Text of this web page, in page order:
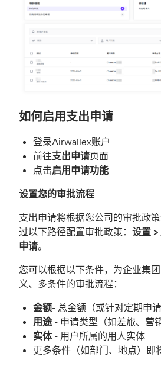
如何启用支出申请
登录Airwallex账户
前往支出申请页面
点击启用申请功能
设置您的审批流程
支出申请将根据您公司的审批政
过以下路径配置审批政策： 设置 >
申请。
您可以根据以下条件，为企业集
义、多条件的审批流程：
金额- 总金额（或针对定期申请
用途 - 申请类型（如差旅、营
实体- 用户所属的用人实体
更多条件（如部门、地点）即